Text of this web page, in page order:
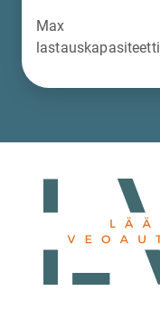
Max
lastauskapasiteetti